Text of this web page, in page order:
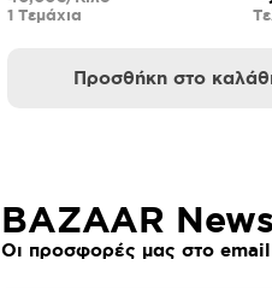
1 Τεμάχια
Προσθήκη στο
BAZAAR
Οι προσφορές μας στο